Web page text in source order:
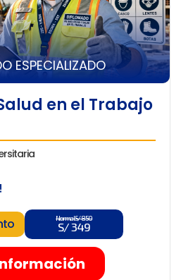
ESPECIALIZADO
en el Trabajo
Normal S/ 850
S/ 349